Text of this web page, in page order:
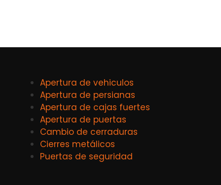
Apertura de vehiculos
Apertura de persianas
Apertura de cajas fuertes
Apertura de puertas
Cambio de cerraduras
Cierres metálicos
Puertas de seguridad